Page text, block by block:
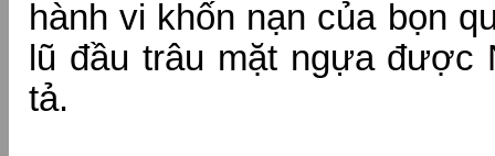
hành vi khốn nạn của bọn
lũ đầu trâu mặt ngựa được
tả.